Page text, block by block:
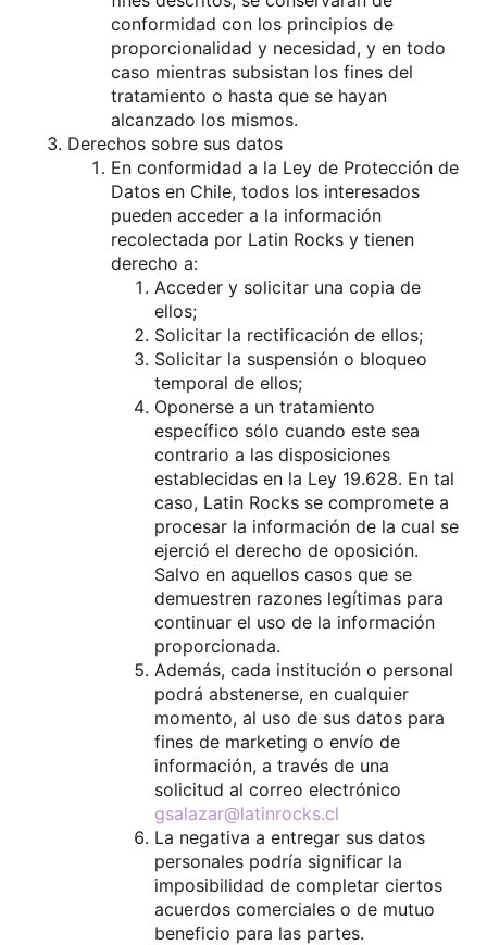
conformidad con los principios de
proporcionalidad y necesidad, y en todo
caso mientras subsistan los fines del
tratamiento o hasta que se hayan
alcanzado los mismos.
Derechos sobre sus datos
En conformidad a la Ley de Protección de
Datos en Chile, todos los interesados
pueden acceder a la información
recolectada por Latin Rocks y tienen
derecho a:
Acceder y solicitar una copia de
ellos;
Solicitar la rectificación de ellos;
Solicitar la suspensión o bloqueo
temporal de ellos;
Oponerse a un tratamiento
específico sólo cuando este sea
contrario a las disposiciones
establecidas en la Ley 19.628. En tal
caso, Latin Rocks se compromete a
procesar la información de la cual se
ejerció el derecho de oposición.
Salvo en aquellos casos que se
demuestren razones legítimas para
continuar el uso de la información
proporcionada.
Además, cada institución o personal
podrá abstenerse, en cualquier
momento, al uso de sus datos para
fines de marketing o envío de
información, a través de una
solicitud al correo electrónico
gsalazar@latinrocks.cl
La negativa a entregar sus datos
personales podría significar la
imposibilidad de completar ciertos
acuerdos comerciales o de mutuo
beneficio para las partes.